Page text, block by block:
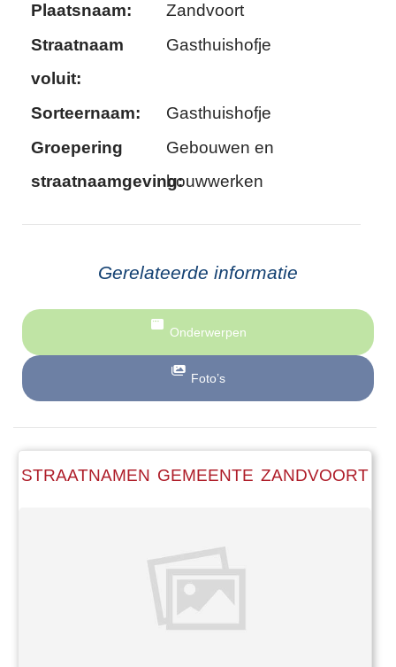
Plaatsnaam:
Zandvoort
Straatnaam
voluit:
Gasthuishofje
Sorteernaam:
Gasthuishofje
Groepering
straatnaamgeving:
Gebouwen en
bouwwerken
Gerelateerde informatie
Onderwerpen
Foto’s
STRAATNAMEN GEMEENTE ZANDVOORT